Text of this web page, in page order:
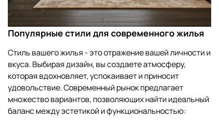
Популярные стили для современного жилья
Стиль вашего жилья - это отражение вашей личности и
вкуса. Выбирая дизайн, вы создаете атмосферу,
которая вдохновляет, успокаивает и приносит
удовольствие. Современный рынок предлагает
множество вариантов, позволяющих найти идеальный
баланс между эстетикой и функциональностью: